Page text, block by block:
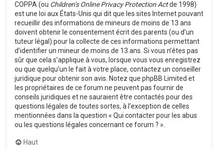
COPPA (ou Children’s Online Privacy Protection Actde 1998)
est une loi aux États-Unis qui dit que les sites Internet pouvant
recueillir des informations de mineurs de moins de 13 ans
doivent obtenir le consentement écrit des parents (ou d’un
tuteur légal) pour la collecte de ces informations permettant
d’identifier un mineur de moins de 13 ans. Si vous n’êtes pas
sûr que cela s’applique à vous, lorsque vous vous enregistrez
ou que quelqu’un le fait à votre place, contactez un conseiller
juridique pour obtenir son avis. Notez que phpBB Limited et
les propriétaires de ce forum ne peuvent pas fournir de
conseils juridiques et ne sauraient être contactés pour des
questions légales de toutes sortes, à l’exception de celles
mentionnées dans la question « Qui contacter pour les abus
ou les questions légales concernant ce forum ? ».
Haut